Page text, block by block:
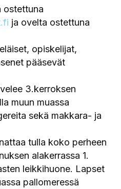
ostettuna
ja ovelta ostettuna
opiskelijat,
pääsevät
3.kerroksen
muun muassa
sekä makkara- ja
tulla koko perheen
alakerrassa 1.
leikkihuone. Lapset
pallomeressä